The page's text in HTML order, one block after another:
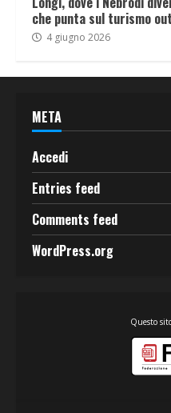
che punta sul turismo
4 giugno 2026
META
Accedi
Entries feed
Comments feed
WordPress.org
Questo